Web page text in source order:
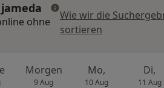
ohne
Wie wir die
sortieren
Morgen
9 Aug
Mo,
10 Aug
Di,
11 Aug